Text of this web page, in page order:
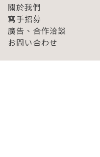
關於我們
寫手招募
廣告、合作洽談
お問い合わせ